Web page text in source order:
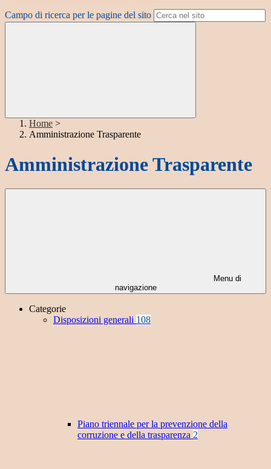
Campo di ricerca per le pagine del sito
Home >
Amministrazione Trasparente
Amministrazione Trasparente
Menu di
navigazione
Categorie
Disposizioni generali 108
Piano triennale per la prevenzione della
corruzione e della trasparenza 2